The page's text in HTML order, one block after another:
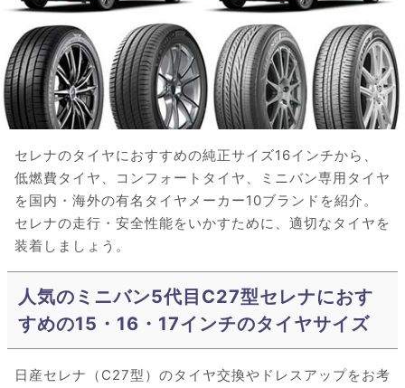
セレナのタイヤにおすすめの純正サイズ16インチから、
低燃費タイヤ、コンフォートタイヤ、ミニバン専用タイヤ
を国内・海外の有名タイヤメーカー10ブランドを紹介。
セレナの走行・安全性能をいかすために、適切なタイヤを
装着しましょう。
人気のミニバン5代目C27型セレナにおす
すめの15・16・17インチのタイヤサイズ
日産セレナ（C27型）のタイヤ交換やドレスアップをお考